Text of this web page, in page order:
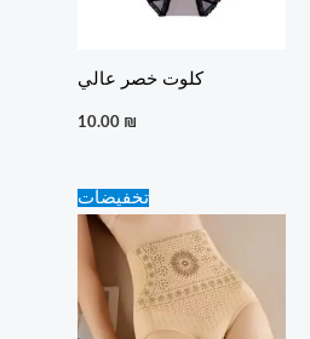
كلوت خصر عالي
10.00 ₪
تخفيضاتOriginal
price
15.00 ₪.
price
is:
10.00 ₪.